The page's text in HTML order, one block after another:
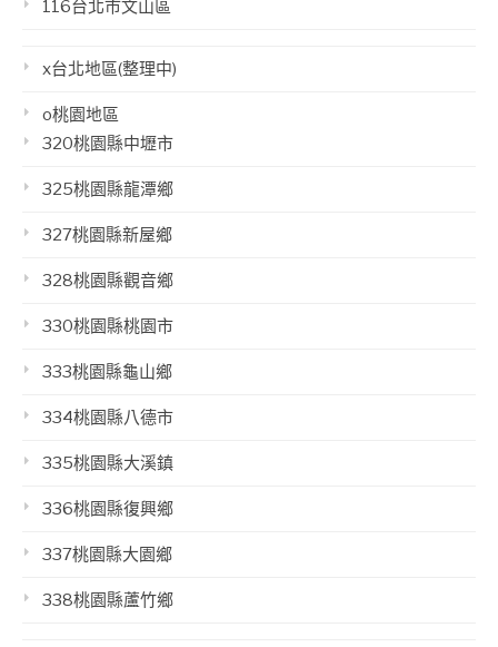
116台北市文山區
x台北地區(整理中)
o桃園地區
320桃園縣中壢市
325桃園縣龍潭鄉
327桃園縣新屋鄉
328桃園縣觀音鄉
330桃園縣桃園市
333桃園縣龜山鄉
334桃園縣八德市
335桃園縣大溪鎮
336桃園縣復興鄉
337桃園縣大園鄉
338桃園縣蘆竹鄉